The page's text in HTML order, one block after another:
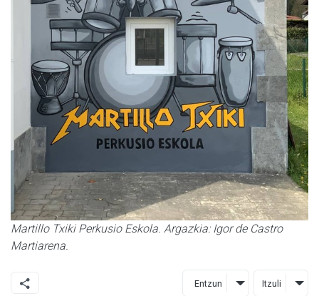
Martillo Txiki Perkusio Eskola. Argazkia: Igor de Castro
Martiarena.
Entzun Itzuli